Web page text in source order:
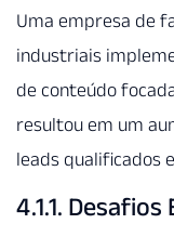
Uma empresa de
industriais
de conteúdo
resultou em um
leads qualificados
4.1.1.